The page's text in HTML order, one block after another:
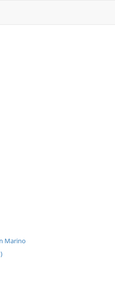
Marino